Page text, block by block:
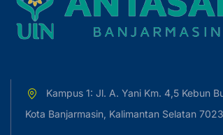
Kampus 1: Jl. A. Yani Km. 4,5 Kebun
Kota Banjarmasin, Kalimantan Selatan